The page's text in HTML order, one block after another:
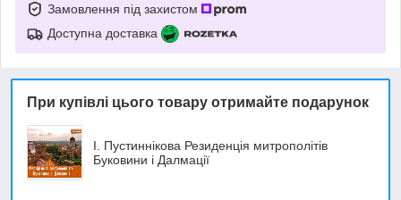
Замовлення під захистом
Доступна доставка
При купівлі цього товару отримайте подарунок
І. Пустиннікова Резиденція митрополітів
Буковини і Далмації